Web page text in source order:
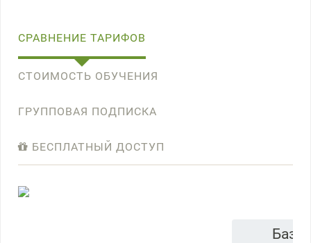
СРАВНЕНИЕ ТАРИФОВ
СТОИМОСТЬ ОБУЧЕНИЯ
ГРУППОВАЯ ПОДПИСКА
БЕСПЛАТНЫЙ ДОСТУП